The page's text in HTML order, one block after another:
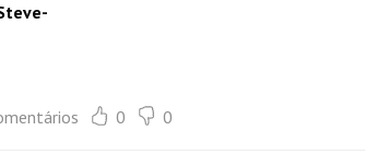
0 0